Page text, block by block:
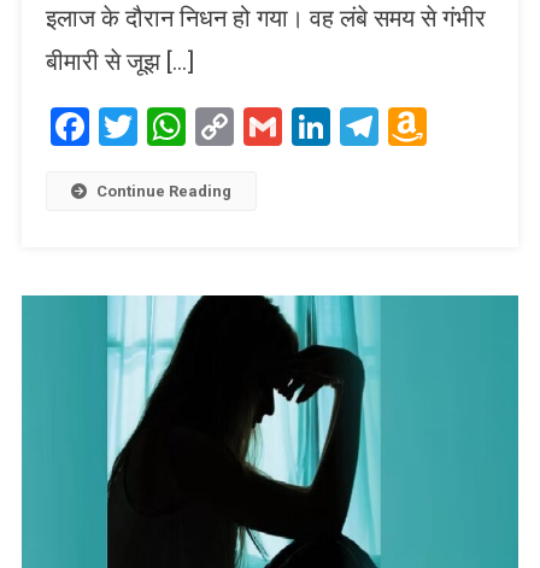
इलाज के दौरान निधन हो गया। वह लंबे समय से गंभीर
बीमारी से जूझ […]
Facebook
Twitter
WhatsApp
CopyGmailLinkedIn
Telegram
Continue Reading